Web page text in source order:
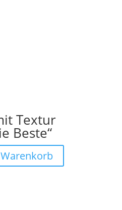
Textur
Beste“